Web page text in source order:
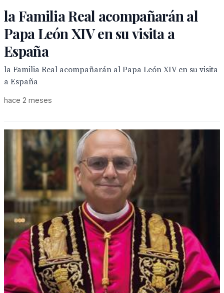
la Familia Real acompañarán al
Papa León XIV en su visita a
España
la Familia Real acompañarán al Papa León XIV en su visita
a España
hace 2 meses